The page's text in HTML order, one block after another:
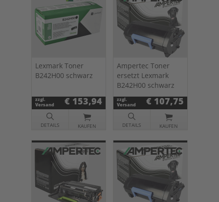
Lexmark Toner
B242H00 schwarz
zzgl.
Versand
€ 153,94
DETAILS KAUFEN
Ampertec Toner
ersetzt Lexmark
B242H00 schwarz
zzgl.
Versand
€ 107,75
DETAILS KAUFEN